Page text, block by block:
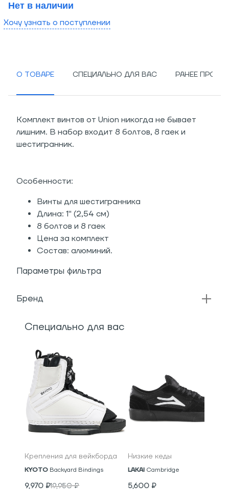
Нет в наличии
Хочу узнать о поступлении
О ТОВАРЕ СПЕЦИАЛЬНО ДЛЯ ВАС РАНЕЕ
Комплект винтов от Union никогда не бывает
лишним. В набор входит 8 болтов, 8 гаек и
шестигранник.
Особенности:
Винты для шестигранника
Длина: 1" (2,54 см)
8 болтов и 8 гаек
Цена за комплект
Состав: алюминий.
Параметры фильтра
Бренд
Специально для вас
Крепления для вейкборда
KYOTO Backyard Bindings
9,970 ₽19,950₽
Низкие кеды
LAKAI Cambridge
5,600 ₽